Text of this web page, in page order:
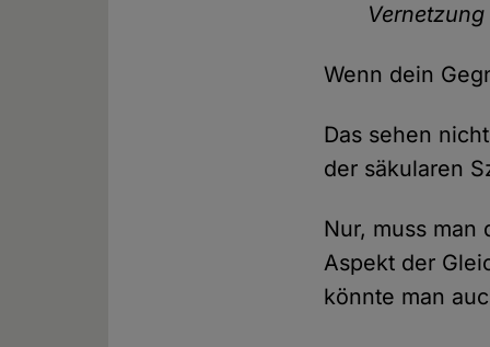
Wenn dein
Das sehen
der säkularen
Nur, muss man
Aspekt der
könnte man